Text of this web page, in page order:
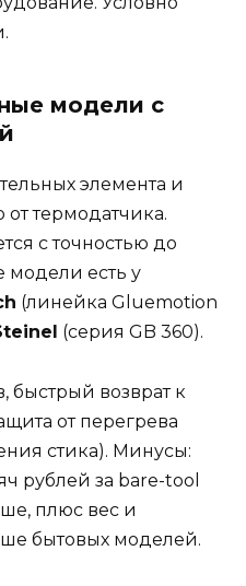
модели с
элемента и
от термодатчика.
с точностью до
модели есть у
(линейка Gluemotion
(серия GB 360).
возврат к
от перегрева
стика). Минусы:
рублей за bare-tool
плюс вес и
бытовых моделей.